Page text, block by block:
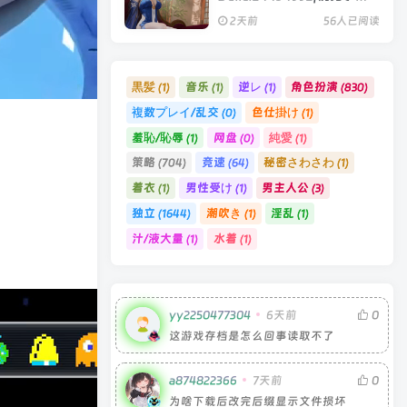
容量1GB|官方中文版
2天前 56人已阅读
黒髪 (1) 音乐 (1) 逆レ (1) 角色扮演 (830)
複数プレイ/乱交 (0) 色仕掛け (1)
羞恥/恥辱 (1) 网盘(0) 純愛(1)
策略 (704) 竞速(64) 秘密さわさわ(1)
着衣 (1) 男性受け (1) 男主人公(3)
独立 (1644) 潮吹き (1) 淫乱 (1)
汁/液大量 (1) 水着 (1)
yy2250477304 6天前
0
这游戏存档是怎么回事读取不了
a874822366 7天前
0
为啥下载后改完后缀显示文件损坏